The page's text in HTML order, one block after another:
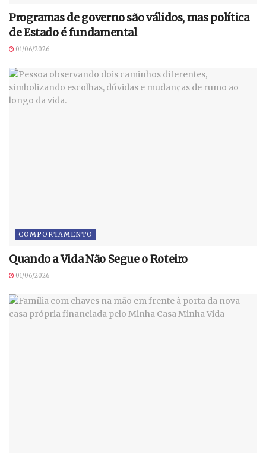
Programas de governo são válidos, mas política
de Estado é fundamental
01/06/2026
COMPORTAMENTO
Quando a Vida Não Segue o Roteiro
01/06/2026